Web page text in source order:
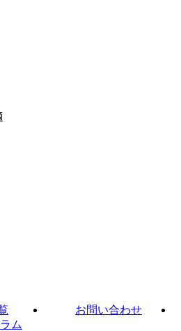
ム
お問い合わせ